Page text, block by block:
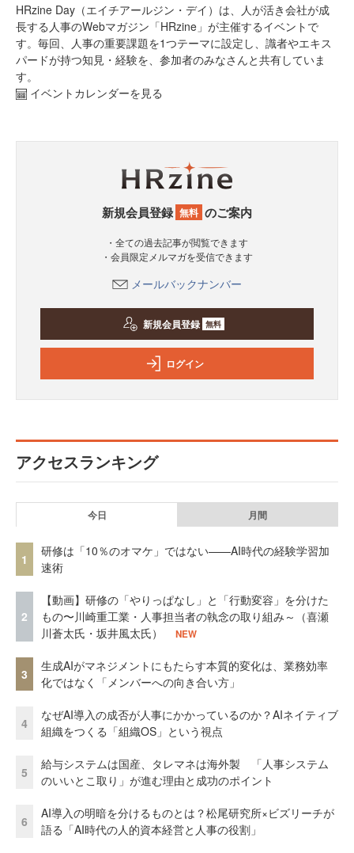
HRzine Day（エイチアールジン・デイ）は、人が活き会社が成
長する人事のWebマガジン「HRzine」が主催するイベントで
す。毎回、人事の重要課題を1つテーマに設定し、識者やエキス
パードが持つ知見・経験を、参加者のみなさんと共有していま
す。
イベントカレンダーを見る
新規会員登録 無料 のご案内
・全ての過去記事が閲覧できます
・会員限定メルマガを受信できます
メールバックナンバー
新規会員登録 無料
ログイン
アクセスランキング
今日 月間
1
研修は「10％のオマケ」ではない——AI時代の経験学習加
速術
2
【動画】研修の「やりっぱなし」と「行動変容」を分けた
もの〜川崎重工業・人事担当者の執念の取り組み～（喜瀬
川蒼太氏・坂井風太氏）
NEW
3
生成AIがマネジメントにもたらす本質的変化は、業務効率
化ではなく「メンバーへの向き合い方」
4
なぜAI導入の成否が人事にかかっているのか？AIネイティブ
組織をつくる「組織OS」という視点
5
給与システムは国産、タレマネは海外製 「人事システム
のいいとこ取り」が進む理由と成功のポイント
6
AI導入の明暗を分けるものとは？松尾研究所×ビズリーチが
語る「AI時代の人的資本経営と人事の役割」